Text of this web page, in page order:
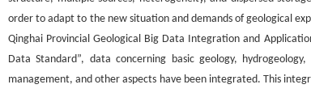
order to adapt to the new situation and demands of geological
Qinghai Provincial Geological Big Data Integration and
Data Standard”, data concerning basic geology,
management, and other aspects have been integrated. This